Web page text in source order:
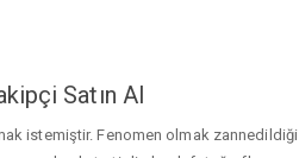
Satın Al
istemiştir. Fenomen olmak zannedildiği